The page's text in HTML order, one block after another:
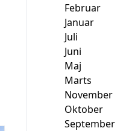
Februar
Januar
Juli
Juni
Maj
Marts
November
Oktober
September